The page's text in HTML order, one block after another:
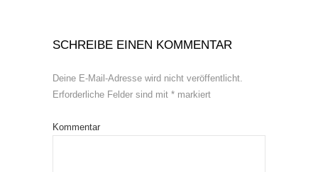
SCHREIBE EINEN KOMMENTAR
Deine E-Mail-Adresse wird nicht veröffentlicht.
Erforderliche Felder sind mit * markiert
Kommentar